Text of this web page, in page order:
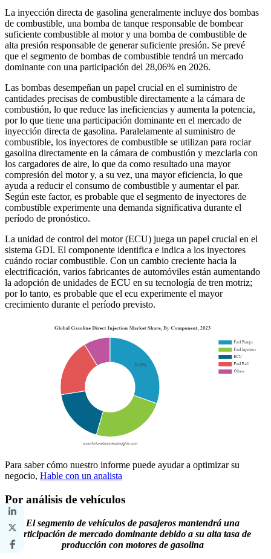
La inyección directa de gasolina generalmente incluye dos bombas
de combustible, una bomba de tanque responsable de bombear
suficiente combustible al motor y una bomba de combustible de
alta presión responsable de generar suficiente presión. Se prevé
que el segmento de bombas de combustible tendrá un mercado
dominante con una participación del 28,06% en 2026.
Las bombas desempeñan un papel crucial en el suministro de
cantidades precisas de combustible directamente a la cámara de
combustión, lo que reduce las ineficiencias y aumenta la potencia,
por lo que tiene una participación dominante en el mercado de
inyección directa de gasolina. Paralelamente al suministro de
combustible, los inyectores de combustible se utilizan para rociar
gasolina directamente en la cámara de combustión y mezclarla con
los cargadores de aire, lo que da como resultado una mayor
compresión del motor y, a su vez, una mayor eficiencia, lo que
ayuda a reducir el consumo de combustible y aumentar el par.
Según este factor, es probable que el segmento de inyectores de
combustible experimente una demanda significativa durante el
período de pronóstico.
La unidad de control del motor (ECU) juega un papel crucial en el
sistema GDI. El componente identifica e indica a los inyectores
cuándo rociar combustible. Con un cambio creciente hacia la
electrificación, varios fabricantes de automóviles están aumentando
la adopción de unidades de ECU en su tecnología de tren motriz;
por lo tanto, es probable que el ecu experimente el mayor
crecimiento durante el período previsto.
Para saber cómo nuestro informe puede ayudar a optimizar su
negocio, Hable con un analista
Por análisis de vehículos
El segmento de vehículos de pasajeros mantendrá una
participación de mercado dominante debido a su alta tasa de
producción con motores de gasolina